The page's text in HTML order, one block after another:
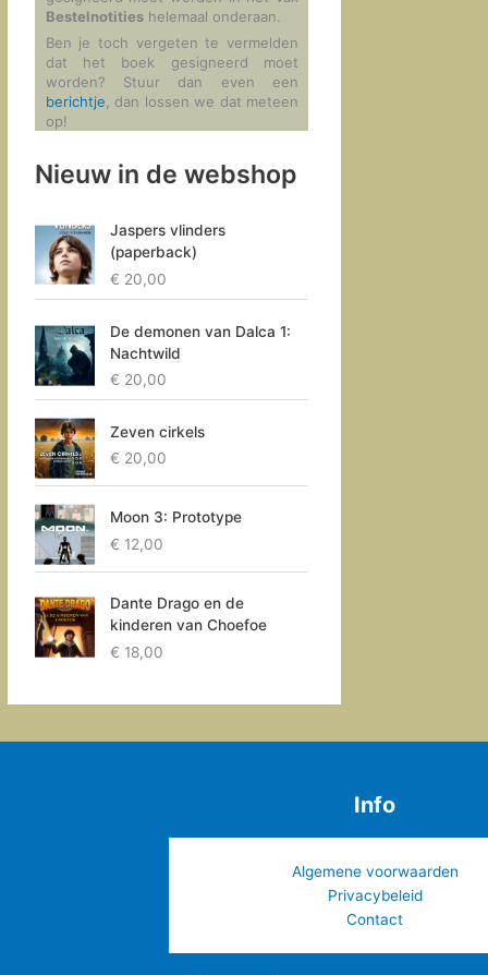
Bestelnotitieshelemaal onderaan.
Ben je toch vergeten te vermelden
dat het boek gesigneerd moet
worden? Stuur dan even een
berichtje, dan lossen we dat meteen
op!
Nieuw in de webshop
Jaspers vlinders
(paperback)
€ 20,00
De demonen van Dalca 1:
Nachtwild
€ 20,00
Zeven cirkels
€ 20,00
Moon 3: Prototype
€ 12,00
Dante Drago en de
kinderen van Choefoe
€ 18,00
Info
Algemene voorwaarden
Privacybeleid
Contact